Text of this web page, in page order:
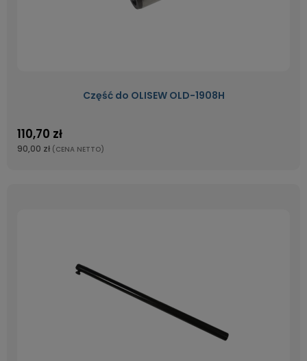
Część do OLISEW OLD-1908H
110,70 zł
90,00 zł (CENA NETTO)